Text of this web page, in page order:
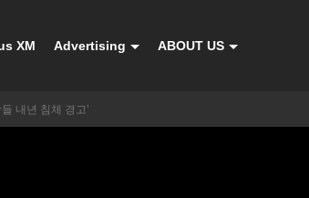
XM Advertising ABOUT US
내년 침체 경고’